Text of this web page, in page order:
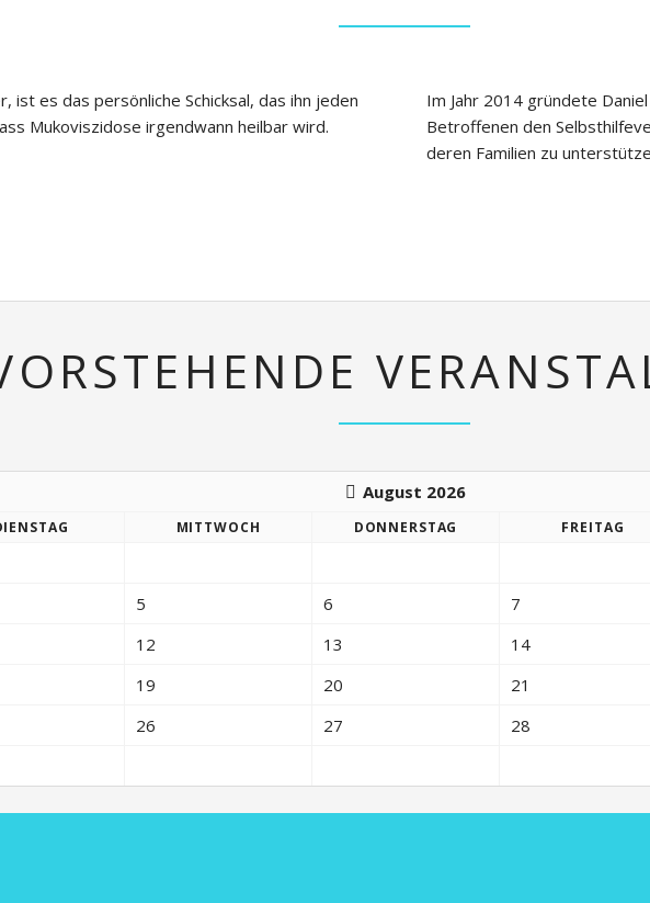
ist es das persönliche Schicksal, das ihn jeden
Mukoviszidose irgendwann heilbar wird.
Im Jahr 2014 gründete
Betroffenen den
deren Familien zu
August 2026
ENSTAG MITTWOCH DONNERSTAG FREITAG
5 6
7
12 13
14
19 20
21
26 27
28